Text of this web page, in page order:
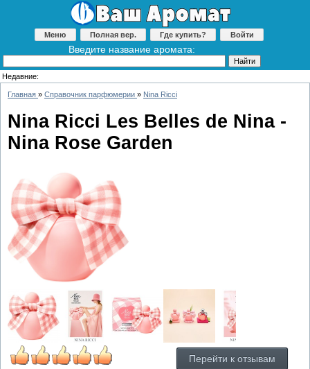
Меню Полная вер. Где купить? Войти
Введите название аромата:
Недавние:
Главная » Справочник парфюмерии » Nina Ricci
Nina Ricci Les Belles de Nina -
Nina Rose Garden
Перейти к отзывам